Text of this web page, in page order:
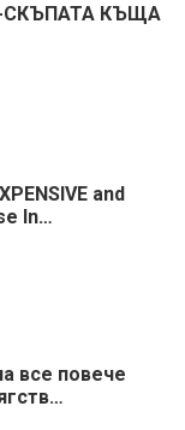
СКЪПАТА КЪЩА
and
In…
все повече